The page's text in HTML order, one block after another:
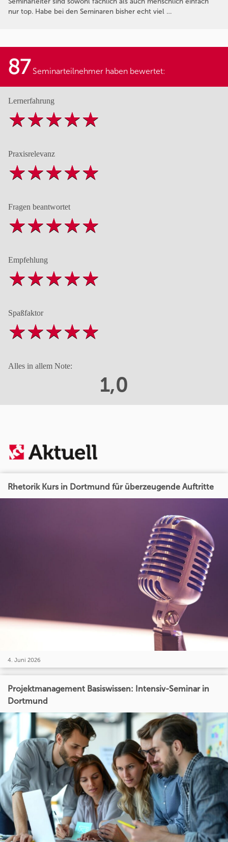
nur top. Habe bei den Seminaren bisher echt viel …
87 Seminarteilnehmer haben bewertet:
Lernerfahrung
Praxisrelevanz
Fragen beantwortet
Empfehlung
Spaßfaktor
Alles in allem Note:
1,0
Rhetorik Kurs in Dortmund für überzeugende Auftritte
4. Juni 2026
Projektmanagement Basiswissen: Intensiv-Seminar in
Dortmund